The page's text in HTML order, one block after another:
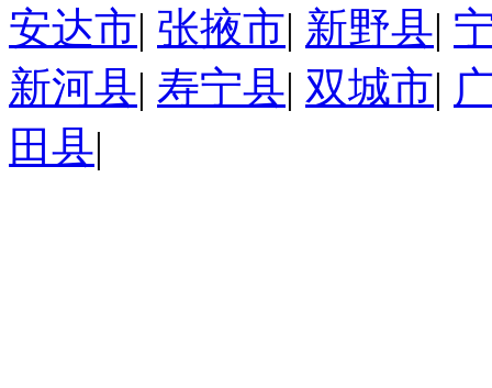
安达市| 张掖市| 新野县|
新河县| 寿宁县| 双城市|
田县|